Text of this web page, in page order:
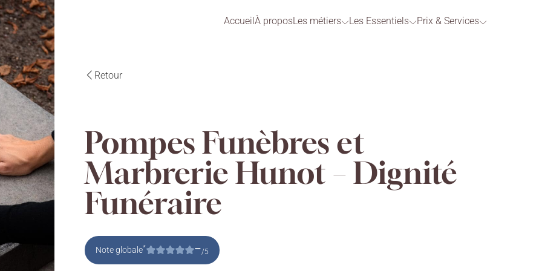
AccueilÀ proposLes métiers Les Essentiels Prix & Services
Retour
Pompes Funèbres et
Marbrerie Hunot – Dignité
Funéraire
Note globale* –/5